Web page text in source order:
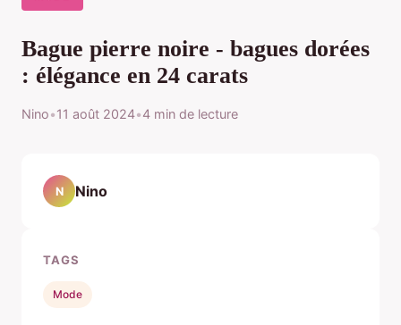
Bague pierre noire - bagues dorées
: élégance en 24 carats
Nino•11 août 2024•4 min de lecture
N Nino
TAGS
Mode